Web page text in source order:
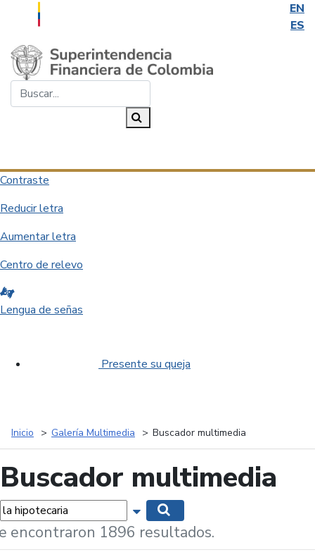
EN
ES
Saltar al contenido principal
Contraste
Reducir letra
Aumentar letra
Centro de relevo
Lengua de señas
Presente su queja
Inicio Galería Multimedia Buscador multimedia
Buscador multimedia
Mostrar opciones de búsqueda
encontraron 1896 resultados.